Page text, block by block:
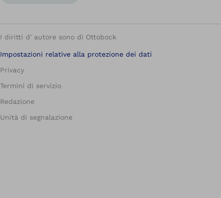
I diritti d' autore sono di Ottobock
Impostazioni relative alla protezione dei dati
Privacy
Termini di servizio
Redazione
Unità di segnalazione